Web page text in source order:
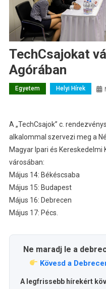
TechCsajokat
Agórában
Egyetem Helyi Hírek
A „TechCsajok” c.
alkalommal szervezi meg a
Magyar Ipari és Kereskedelmi
városában:
Május 14: Békéscsaba
Május 15: Budapest
Május 16: Debrecen
Május 17: Pécs.
Ne maradj le a
Kövesd a
A legfrissebb hírekért